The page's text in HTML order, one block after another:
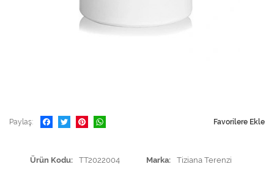
Paylaş Favorilere Ekle
Ürün Kodu TT2022004 Marka Tiziana Terenzi